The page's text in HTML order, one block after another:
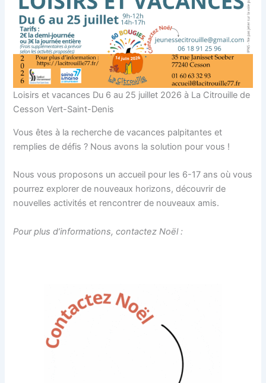
Loisirs et vacances Du 6 au 25 juillet 2026 à La Citrouille de
Cesson Vert-Saint-Denis
Vous êtes à la recherche de vacances palpitantes et
remplies de défis ? Nous avons la solution pour vous !
Nous vous proposons un accueil pour les 6-17 ans où vous
pourrez explorer de nouveaux horizons, découvrir de
nouvelles activités et rencontrer de nouveaux amis.
Pour plus d’informations, contactez Noël :